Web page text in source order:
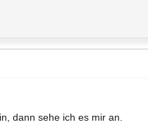
dann sehe ich es mir an.